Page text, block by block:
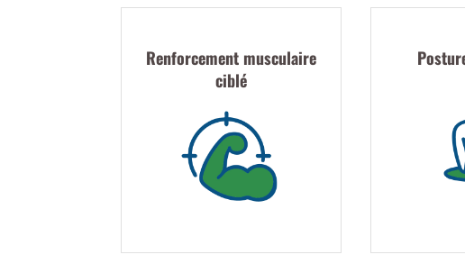
Renforcement musculaire
ciblé